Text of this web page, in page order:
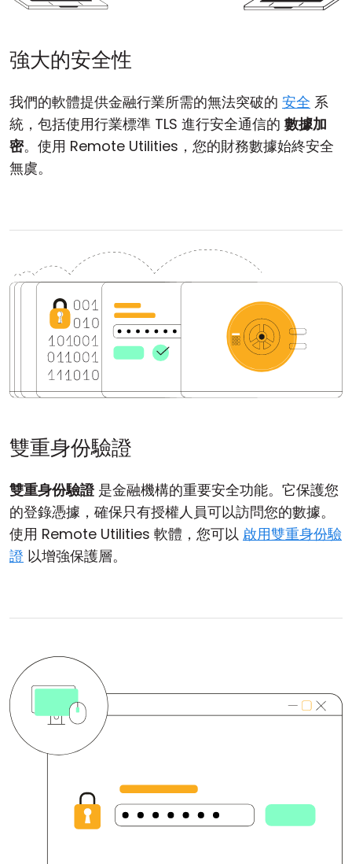
強大的安全性
我們的軟體提供金融行業所需的無法突破的 安全 系
統，包括使用行業標準 TLS 進行安全通信的 數據加
密。使用 Remote Utilities，您的財務數據始終安全
無虞。
雙重身份驗證
雙重身份驗證是金融機構的重要安全功能。它保護您
的登錄憑據，確保只有授權人員可以訪問您的數據。
使用 Remote Utilities 軟體，您可以 啟用雙重身份驗
證 以增強保護層。